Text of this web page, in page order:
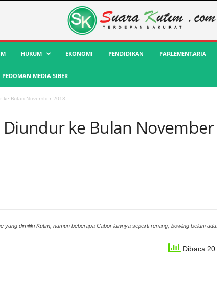
HUKUM EKONOMI PENDIDIKAN PARLEMENTARIA
PEDOMAN MEDIA SIBER
ke Bulan November 2018
ke Bulan November
yang dimiliki Kutim, namun beberapa Cabor lainnya seperti renang, bowling belum ada.
Dibaca 20